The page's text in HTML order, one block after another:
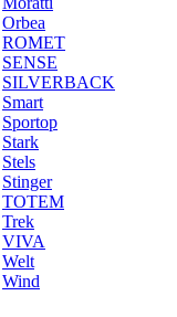
Orbea
ROMET
SENSE
SILVERBACK
Smart
Sportop
Stark
Stels
Stinger
TOTEM
Trek
VIVA
Welt
Wind